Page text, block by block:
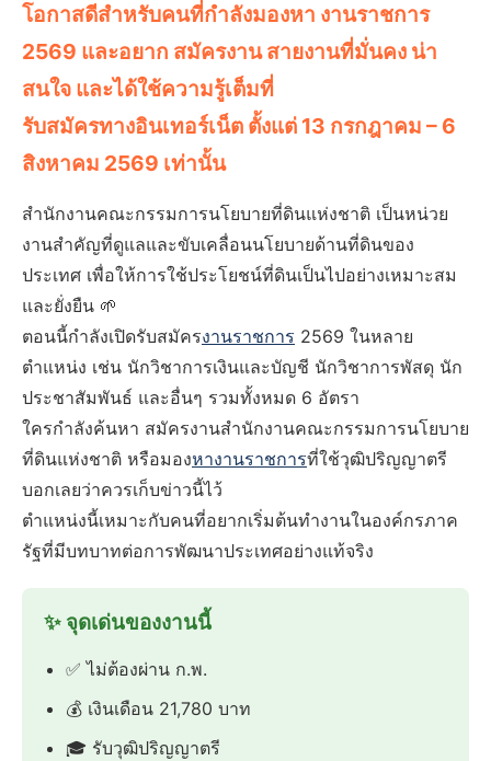
โอกาสดีสำหรับคนที่กำลังมองหา งานราชการ
2569 และอยาก สมัครงาน สายงานที่มั่นคง น่า
สนใจ และได้ใช้ความรู้เต็มที่
รับสมัครทางอินเทอร์เน็ต ตั้งแต่ 13 กรกฎาคม – 6
สิงหาคม 2569 เท่านั้น
สำนักงานคณะกรรมการนโยบายที่ดินแห่งชาติ เป็นหน่วย
งานสำคัญที่ดูแลและขับเคลื่อนนโยบายด้านที่ดินของ
ประเทศ เพื่อให้การใช้ประโยชน์ที่ดินเป็นไปอย่างเหมาะสม
และยั่งยืน 🌱
ตอนนี้กำลังเปิดรับสมัครงานราชการ 2569 ในหลาย
ตำแหน่ง เช่น นักวิชาการเงินและบัญชี นักวิชาการพัสดุ นัก
ประชาสัมพันธ์ และอื่นๆ รวมทั้งหมด 6 อัตรา
ใครกำลังค้นหา สมัครงานสำนักงานคณะกรรมการนโยบาย
ที่ดินแห่งชาติ หรือมองหางานราชการที่ใช้วุฒิปริญญาตรี
บอกเลยว่าควรเก็บข่าวนี้ไว้
ตำแหน่งนี้เหมาะกับคนที่อยากเริ่มต้นทำงานในองค์กรภาค
รัฐที่มีบทบาทต่อการพัฒนาประเทศอย่างแท้จริง
✨ จุดเด่นของงานนี้
✅ ไม่ต้องผ่าน ก.พ.
💰 เงินเดือน 21,780 บาท
🎓 รับวุฒิปริญญาตรี